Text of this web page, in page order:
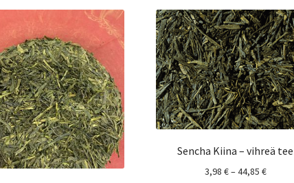
Sencha Kiina – vihreä tee
3,98 €–44,85 €